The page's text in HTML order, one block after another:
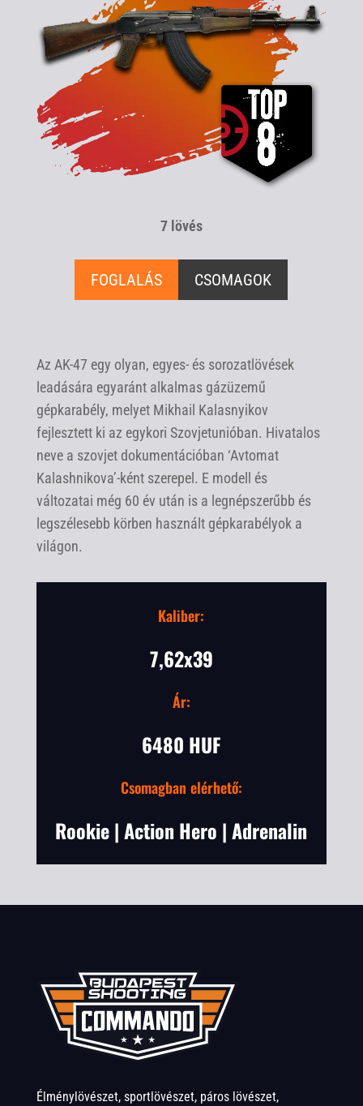
7 lövés
FOGLALÁS CSOMAGOK
Az AK-47 egy olyan, egyes- és sorozatlövések
leadására egyaránt alkalmas gázüzemű
gépkarabély, melyet Mikhail Kalasnyikov
fejlesztett ki az egykori Szovjetunióban. Hivatalos
neve a szovjet dokumentációban ‘Avtomat
Kalashnikova’-ként szerepel. E modell és
változatai még 60 év után is a legnépszerűbb és
legszélesebb körben használt gépkarabélyok a
világon.
Kaliber:
7,62x39
Ár:
6480 HUF
Csomagban elérhető:
Rookie | Action Hero | Adrenalin
Élménylövészet, sportlövészet, páros lövészet,